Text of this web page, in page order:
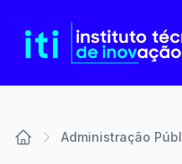
Administração